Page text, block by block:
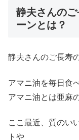
静夫さんの
ーンとは？
静夫さんのご長寿
アマニ油を毎日食
アマニ油とは亜麻
ここ最近、質のい
トや